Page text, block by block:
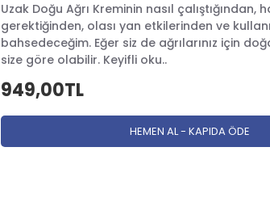
Uzak Doğu Ağrı Kreminin nasıl
gerektiğinden, olası yan etkilerinden ve
bahsedeceğim. Eğer siz de ağrılarınız için
size göre olabilir. Keyifli oku..
949,00TL
HEMEN AL - KAPIDA ÖDE